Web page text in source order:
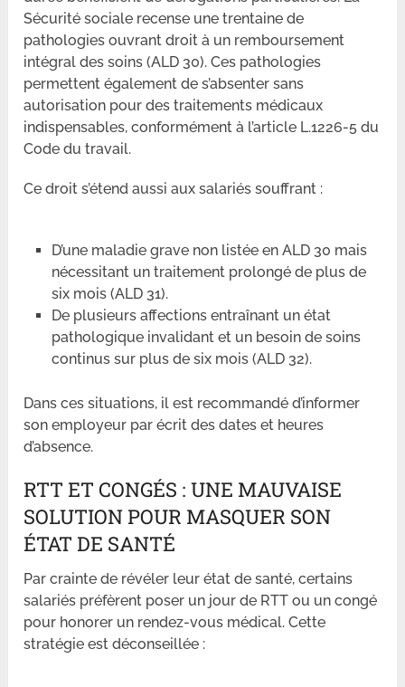
Sécurité sociale recense une trentaine de
pathologies ouvrant droit à un remboursement
intégral des soins (ALD 30). Ces pathologies
permettent également de s’absenter sans
autorisation pour des traitements médicaux
indispensables, conformément à l’article L.1226-5 du
Code du travail.
Ce droit s’étend aussi aux salariés souffrant :
D’une maladie grave non listée en ALD 30 mais
nécessitant un traitement prolongé de plus de
six mois (ALD 31).
De plusieurs affections entraînant un état
pathologique invalidant et un besoin de soins
continus sur plus de six mois (ALD 32).
Dans ces situations, il est recommandé d’informer
son employeur par écrit des dates et heures
d’absence.
RTT ET CONGÉS : UNE MAUVAISE
SOLUTION POUR MASQUER SON
ÉTAT DE SANTÉ
Par crainte de révéler leur état de santé, certains
salariés préfèrent poser un jour de RTT ou un congé
pour honorer un rendez-vous médical. Cette
stratégie est déconseillée :